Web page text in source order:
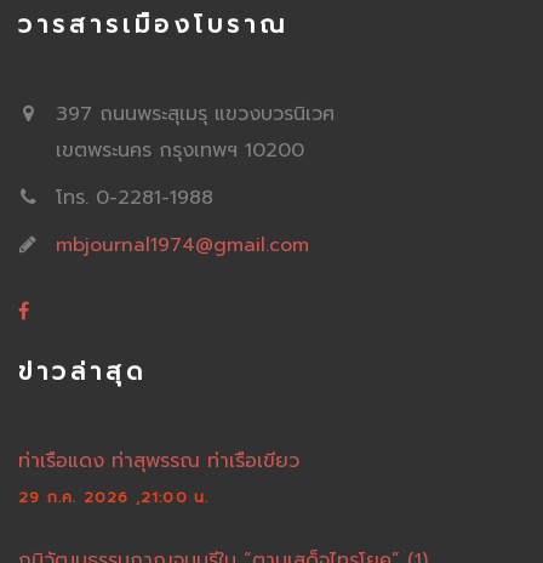
วารสารเมืองโบราณ
397 ถนนพระสุเมรุ แขวงบวรนิเวศ
เขตพระนคร กรุงเทพฯ 10200
โทร. 0-2281-1988
mbjournal1974@gmail.com
ข่าวล่าสุด
ท่าเรือแดง ท่าสุพรรณ ท่าเรือเขียว
29 ก.ค. 2026 ,21:00 น.